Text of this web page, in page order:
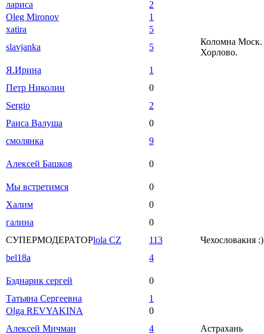
лариса
2
Oleg Mironov
1
xatira
5
slavjanka
5
Коломна Моск.
Хорлово.
Я.Ирина
1
Петр Николин
0
Sergio
2
Раиса Валуша
0
смолянка
9
Алексей Башков 0
Мы встретимся
0
Халим
0
галина
0
СУПЕРМОДЕРАТОРlola CZ 113
Чехословакия :)
bel18a
4
Бэднарик сергей
0
Татьяна Сергеевна
1
Olga REVYAKINA
0
Алексей Мичман
4
Астрахань